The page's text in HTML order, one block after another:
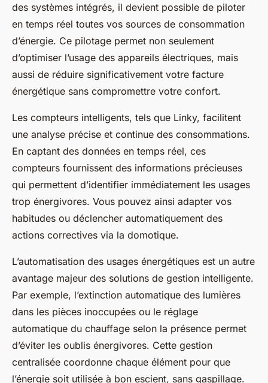
des systèmes intégrés, il devient possible de piloter
en temps réel toutes vos sources de consommation
d’énergie. Ce pilotage permet non seulement
d’optimiser l’usage des appareils électriques, mais
aussi de réduire significativement votre facture
énergétique sans compromettre votre confort.
Les compteurs intelligents, tels que Linky, facilitent
une analyse précise et continue des consommations.
En captant des données en temps réel, ces
compteurs fournissent des informations précieuses
qui permettent d’identifier immédiatement les usages
trop énergivores. Vous pouvez ainsi adapter vos
habitudes ou déclencher automatiquement des
actions correctives via la domotique.
L’automatisation des usages énergétiques est un autre
avantage majeur des solutions de gestion intelligente.
Par exemple, l’extinction automatique des lumières
dans les pièces inoccupées ou le réglage
automatique du chauffage selon la présence permet
d’éviter les oublis énergivores. Cette gestion
centralisée coordonne chaque élément pour que
l’énergie soit utilisée à bon escient, sans gaspillage.